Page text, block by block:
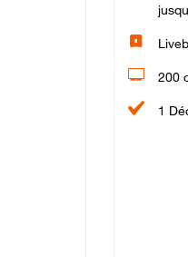
200
1